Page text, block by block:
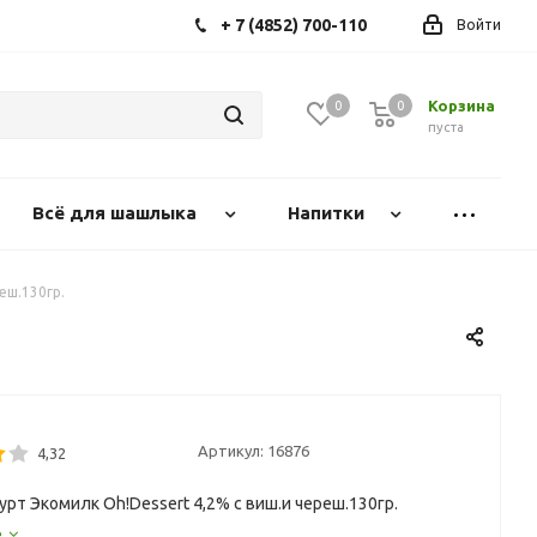
Войти
+ 7 (4852) 700-110
0 Корзина
0
пуста
0
Всё для шашлыка Напитки
4,32 Артикул: 16876
Экомилк Oh!Dessert 4,2% с виш.и череш.130гр.